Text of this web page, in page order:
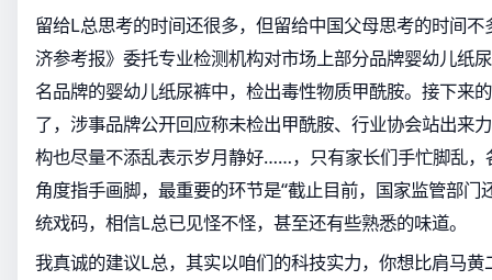
留给L总思考的时间还很多，但留给中国父母思考的时间
济参考报》委托专业检测机构对市场上部分品牌婴幼儿纸
名品牌的婴幼儿纸尿裤中，检出毒性物质甲酰胺。接下来
了，涉事品牌公开回应称未检出甲酰胺、行业协会站出来
构也尽量不添乱表示岁月静好……，只有家长们手忙脚乱，
角度指手画脚，最重要的环节是“截止目前，国家监管部门
统戏码，相信L总已见怪不怪，甚至还有些熟悉的味道。
我真诚的建议L总，其实以咱们的科技实力，你想比肩马